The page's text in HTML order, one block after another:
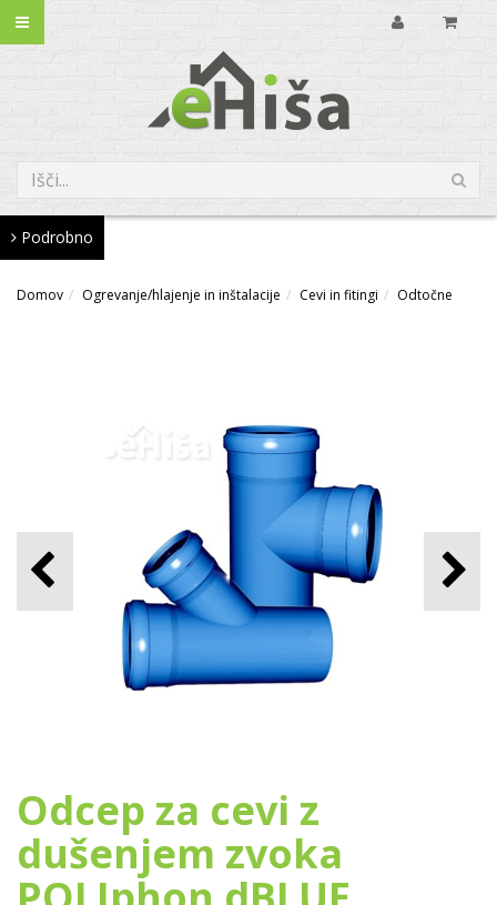
Podrobno
Domov Ogrevanje/hlajenje in inštalacije Cevi in fitingi Odtočne
Odcep za cevi z
dušenjem zvoka